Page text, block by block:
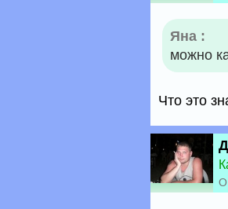
Яна :
можно
Что это
О